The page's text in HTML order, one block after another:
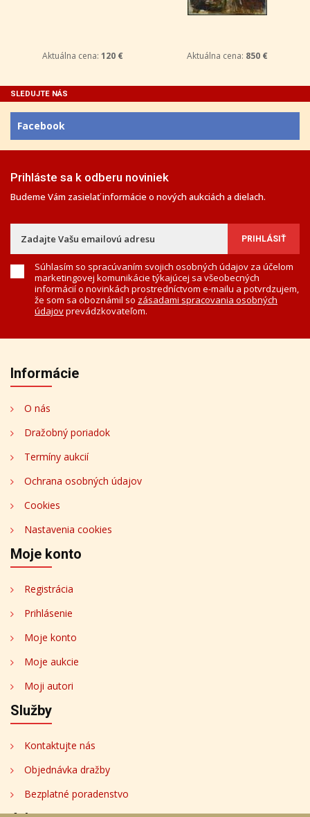
Aktuálna cena: 120 € Aktuálna cena: 850 €
SLEDUJTE NÁS
Facebook
Prihláste sa k odberu noviniek
Budeme Vám zasielať informácie o nových aukciách a dielach.
Súhlasím so spracúvaním svojich osobných údajov za účelom
marketingovej komunikácie týkajúcej sa všeobecných
informácií o novinkách prostredníctvom e-mailu a potvrdzujem,
že som sa oboznámil so zásadami spracovania osobných
údajovprevádzkovateľom.
Informácie
O nás
Dražobný poriadok
Termíny aukcií
Ochrana osobných údajov
Cookies
Nastavenia cookies
Moje konto
Registrácia
Prihlásenie
Moje konto
Moje aukcie
Moji autori
Služby
Kontaktujte nás
Objednávka dražby
Bezplatné poradenstvo